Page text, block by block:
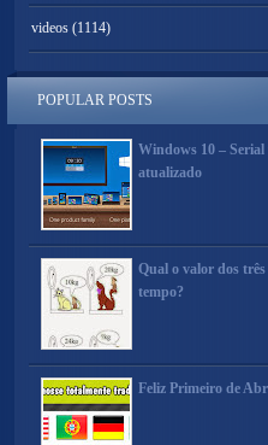
videos (1114)
POPULAR POSTS
Windows 10 –
atualizado
Qual o valor dos três
tempo?
Feliz Primeiro de